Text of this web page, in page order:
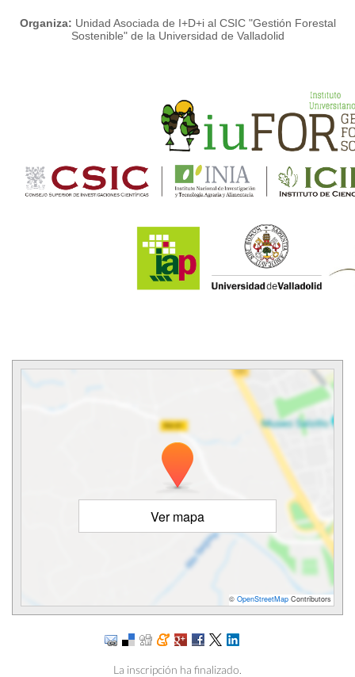
Organiza: Unidad Asociada de I+D+i al CSIC "Gestión Forestal
Sostenible" de la Universidad de Valladolid
Ver mapa
© OpenStreetMap Contributors
La inscripción ha finalizado.